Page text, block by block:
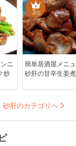
ニ
炒
3位
簡単居酒屋メニ
砂肝の甘辛生姜煮
砂肝のカテゴリへ